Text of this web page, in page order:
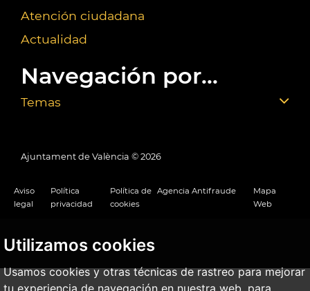
Utilizamos cookies
Usamos cookies y otras técnicas de rastreo para mejorar
tu experiencia de navegación en nuestra web, para
Atención ciudadana
Actualidad
Navegación por...
Temas
Ajuntament de València © 2026
Aviso
legal
Política
privacidad
Política de
cookies
Agencia Antifraude
Mapa
Web